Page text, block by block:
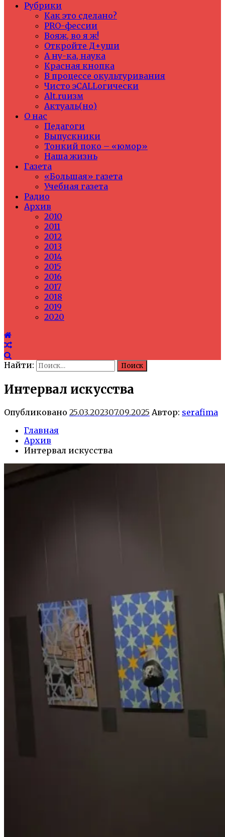
Рубрики
Как это сделано?
PRO-фессии
Вояж, во я ж!
Откройте Д+уши
А ну-ка, наука
Красная кнопка
В процессе окультуривания
Чисто эCALLогически
Alt.ruизм
Актуаль(но)
О нас
Педагоги
Выпускники
Тонкий поко – «юмор»
Наша жизнь
Газета
«Большая» газета
Учебная газета
Радио
Архив
2010
2011
2012
2013
2014
2015
2016
2017
2018
2019
2020
Найти:
Интервал искусства
Опубликовано 25.03.202307.09.2025 Автор: serafima
Главная
Архив
Интервал искусства